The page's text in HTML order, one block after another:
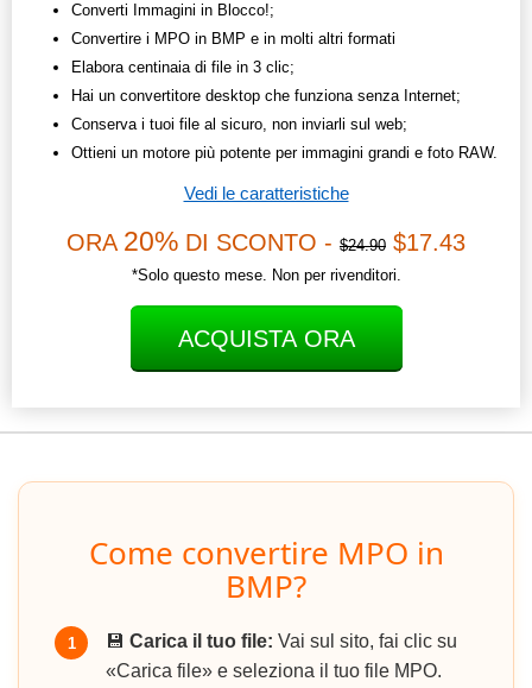
Converti Immagini in Blocco!;
Convertire i MPO in BMP e in molti altri formati
Elabora centinaia di file in 3 clic;
Hai un convertitore desktop che funziona senza Internet;
Conserva i tuoi file al sicuro, non inviarli sul web;
Ottieni un motore più potente per immagini grandi e foto RAW.
Vedi le caratteristiche
ORA 20% DI SCONTO - $24.90 $17.43
*Solo questo mese. Non per rivenditori.
ACQUISTA ORA
Come convertire MPO in
BMP?
1 💾 Carica il tuo file: Vai sul sito, fai clic su
«Carica file» e seleziona il tuo file MPO.